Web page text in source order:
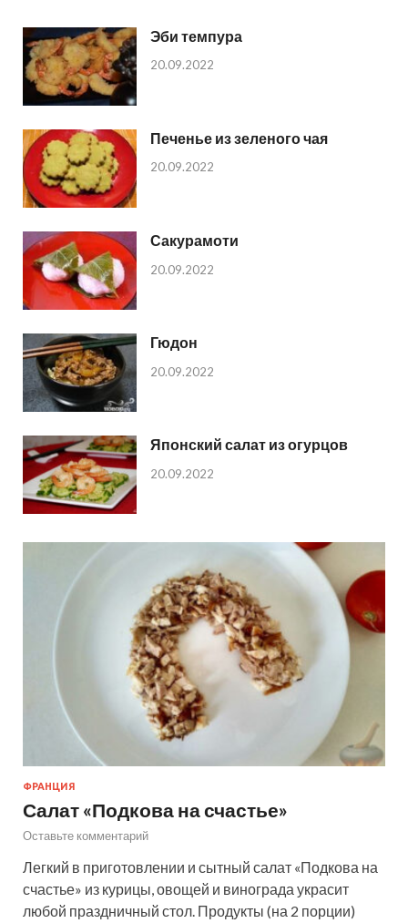
Эби темпура
20.09.2022
Печенье из зеленого чая
20.09.2022
Сакурамоти
20.09.2022
Гюдон
20.09.2022
Японский салат из огурцов
20.09.2022
ФРАНЦИЯ
Салат «Подкова на счастье»
Оставьте комментарий
Легкий в приготовлении и сытный салат «Подкова на
счастье» из курицы, овощей и винограда украсит
любой праздничный стол. Продукты (на 2 порции)